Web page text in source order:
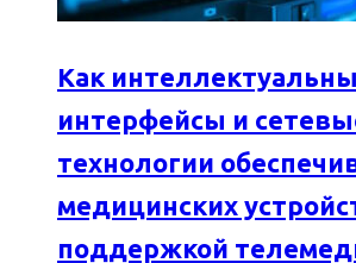
Как
интерфейсы и
технологии
медицинских
поддержкой